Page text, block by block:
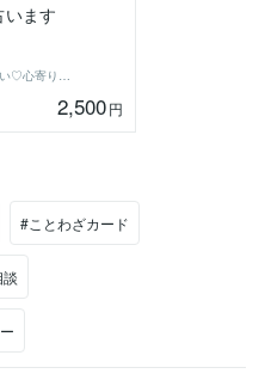
います
MAKO（マコ）占い♡心寄り添うヒーラー
2,500円
#ことわざカード